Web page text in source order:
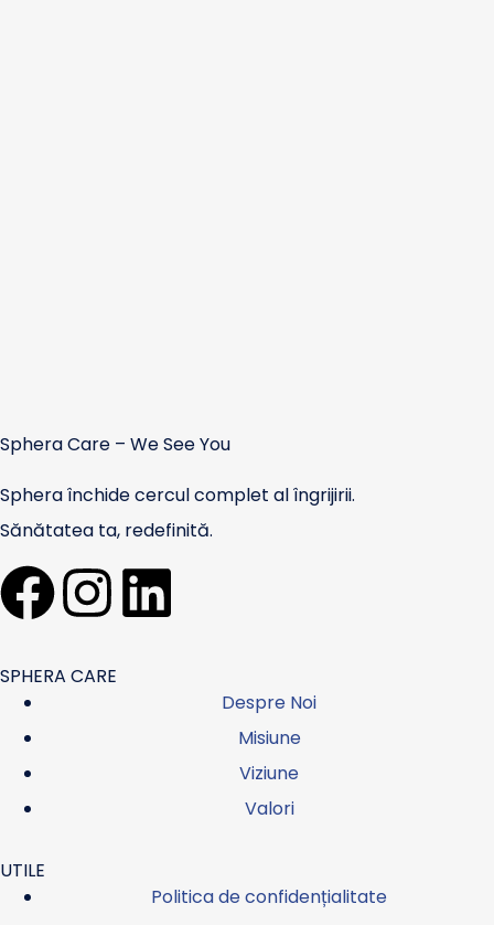
Sphera Care – We See You
Sphera închide cercul complet al îngrijirii.
Sănătatea ta, redefinită.
SPHERA CARE
Despre Noi
Misiune
Viziune
Valori
UTILE
Politica de confidențialitate